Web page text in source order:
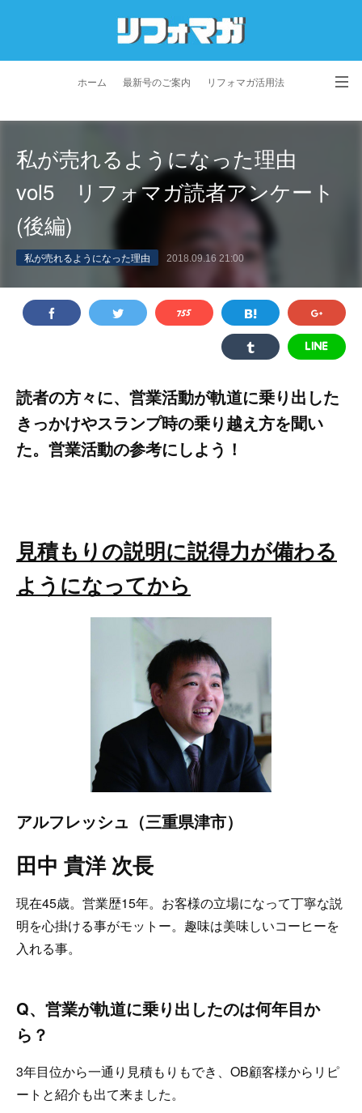
ホーム 最新号のご案内 リフォマガ活用法
プライバシーポリシー 利用規約 会社概要
私が売れるようになった理由
vol5 リフォマガ読者アンケート
(後編)
私が売れるようになった理由 2018.09.16 21:00
読者の方々に、営業活動が軌道に乗り出した
きっかけやスランプ時の乗り越え方を聞い
た。営業活動の参考にしよう！
見積もりの説明に説得力が備わる
ようになってから
アルフレッシュ（三重県津市）
田中 貴洋 次長
現在45歳。営業歴15年。お客様の立場になって丁寧な説
明を心掛ける事がモットー。趣味は美味しいコーヒーを
入れる事。
Q、営業が軌道に乗り出したのは何年目か
ら？
3年目位から一通り見積もりもでき、OB顧客様からリピ
ートと紹介も出て来ました。